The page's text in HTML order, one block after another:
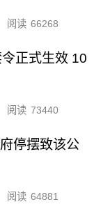
阅读 66268
正式生效 10
阅读 73440
停摆致该公
阅读 64881